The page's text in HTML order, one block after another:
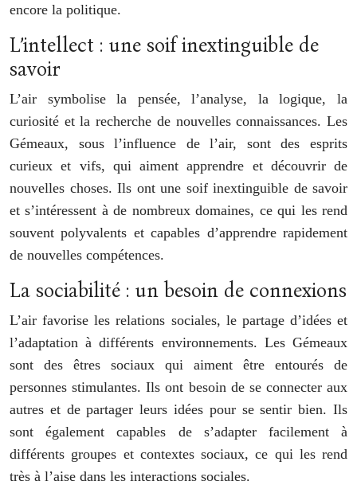
encore la politique.
L’intellect : une soif inextinguible de
savoir
L’air symbolise la pensée, l’analyse, la logique, la
curiosité et la recherche de nouvelles connaissances. Les
Gémeaux, sous l’influence de l’air, sont des esprits
curieux et vifs, qui aiment apprendre et découvrir de
nouvelles choses. Ils ont une soif inextinguible de savoir
et s’intéressent à de nombreux domaines, ce qui les rend
souvent polyvalents et capables d’apprendre rapidement
de nouvelles compétences.
La sociabilité : un besoin de connexions
L’air favorise les relations sociales, le partage d’idées et
l’adaptation à différents environnements. Les Gémeaux
sont des êtres sociaux qui aiment être entourés de
personnes stimulantes. Ils ont besoin de se connecter aux
autres et de partager leurs idées pour se sentir bien. Ils
sont également capables de s’adapter facilement à
différents groupes et contextes sociaux, ce qui les rend
très à l’aise dans les interactions sociales.